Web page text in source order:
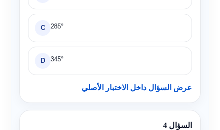
C 285°
D 345°
عرض السؤال داخل الاختبار الأصلي
السؤال 4